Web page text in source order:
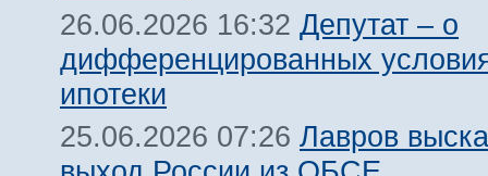
26.06.2026 16:32 Депутат – о
дифференцированных
ипотеки
25.06.2026 07:26 Лавров